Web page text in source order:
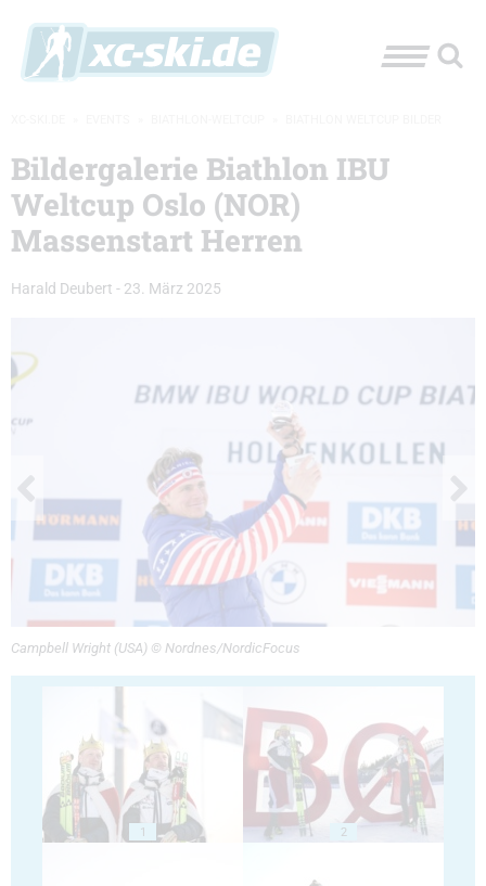
Bildergalerie Biathlon IBU
Weltcup Oslo (NOR)
Massenstart Herren
Harald Deubert - 23. März 2025
Campbell Wright (USA) © Nordnes/NordicFocus
1 2